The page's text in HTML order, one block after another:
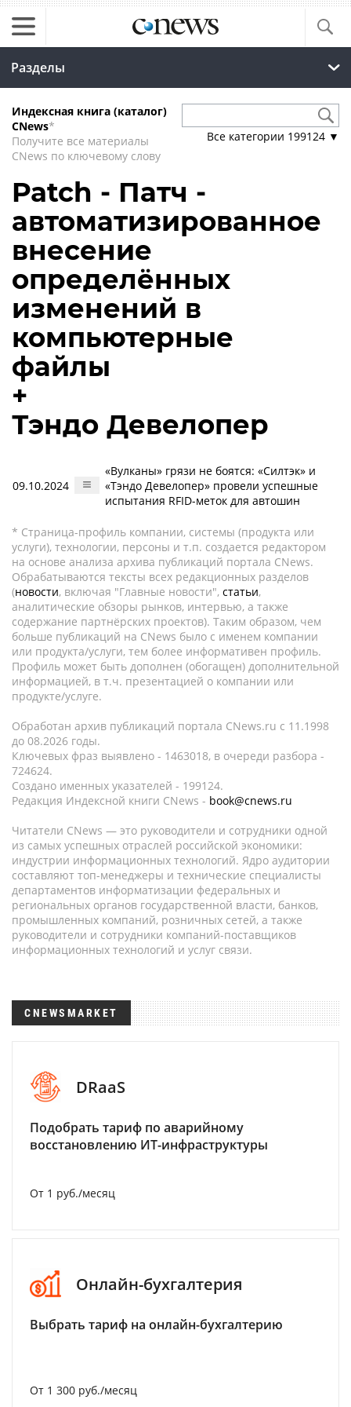
Разделы
Индексная книга (каталог)
CNews*
Получите все материалы
CNews по ключевому слову
Все категории 199124 ▼
Patch - Патч -
автоматизированное
внесение
определённых
изменений в
компьютерные
файлы
+
Тэндо Девелопер
09.10.2024
«Вулканы» грязи не боятся: «Силтэк» и
«Тэндо Девелопер» провели успешные
испытания RFID-меток для автошин
* Страница-профиль компании, системы (продукта или
услуги), технологии, персоны и т.п. создается редактором
на основе анализа архива публикаций портала CNews.
Обрабатываются тексты всех редакционных разделов
(новости, включая "Главные новости", статьи,
аналитические обзоры рынков, интервью, а также
содержание партнёрских проектов). Таким образом, чем
больше публикаций на CNews было с именем компании
или продукта/услуги, тем более информативен профиль.
Профиль может быть дополнен (обогащен) дополнительной
информацией, в т.ч. презентацией о компании или
продукте/услуге.
Обработан архив публикаций портала CNews.ru c 11.1998
до 08.2026 годы.
Ключевых фраз выявлено - 1463018, в очереди разбора -
724624.
Создано именных указателей - 199124.
Редакция Индексной книги CNews - book@cnews.ru
Читатели CNews — это руководители и сотрудники одной
из самых успешных отраслей российской экономики:
индустрии информационных технологий. Ядро аудитории
составляют топ-менеджеры и технические специалисты
департаментов информатизации федеральных и
региональных органов государственной власти, банков,
промышленных компаний, розничных сетей, а также
руководители и сотрудники компаний-поставщиков
информационных технологий и услуг связи.
CNEWSMARKET
DRaaS
Подобрать тариф по аварийному
восстановлению ИТ-инфраструктуры
От 1 руб./месяц
Онлайн-бухгалтерия
Выбрать тариф на онлайн-бухгалтерию
От 1 300 руб./месяц